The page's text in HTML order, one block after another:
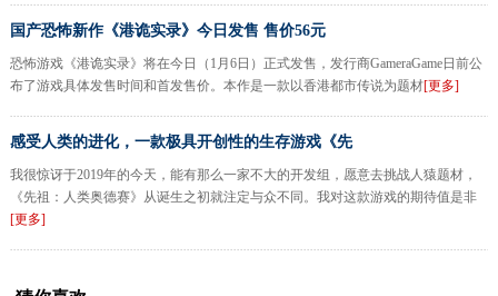
国产恐怖新作《港诡实录》今日发售 售价56元
恐怖游戏《港诡实录》将在今日（1月6日）正式发售，发行商GameraGame日前公
布了游戏具体发售时间和首发售价。本作是一款以香港都市传说为题材[更多]
感受人类的进化，一款极具开创性的生存游戏《先
我很惊讶于2019年的今天，能有那么一家不大的开发组，愿意去挑战人猿题材，
《先祖：人类奥德赛》从诞生之初就注定与众不同。我对这款游戏的期待值是非
[更多]